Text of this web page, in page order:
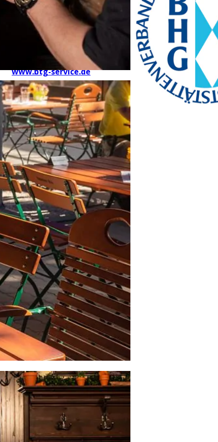
Telefon: +49 89 28760-
Fax: +49 89 28760-121
bayerischekueche@btg-
www.btg-service.de